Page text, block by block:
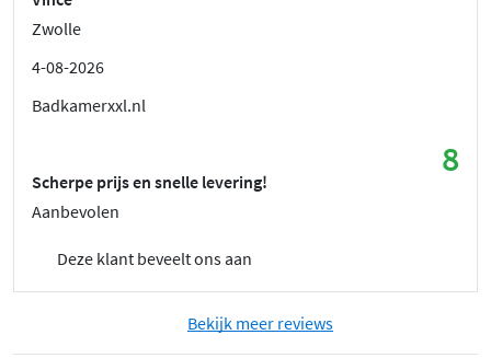
Zwolle
4-08-2026
Badkamerxxl.nl
8
Scherpe prijs en snelle levering!
Aanbevolen
Deze klant beveelt ons aan
Bekijk meer reviews